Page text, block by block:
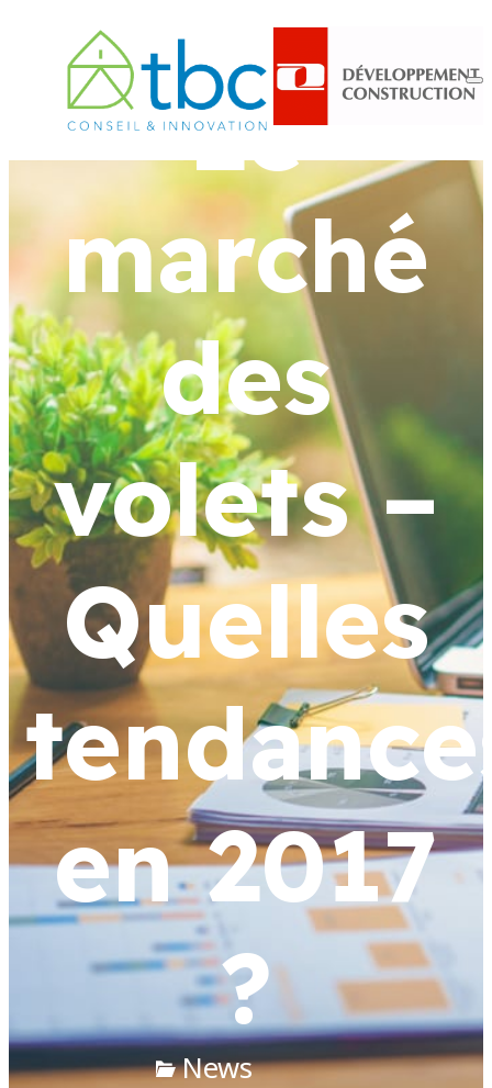
Le
marché
des
volets –
Quelles
en 2017
?
News